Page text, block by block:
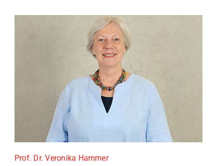
Prof. Dr. Veronika Hammer